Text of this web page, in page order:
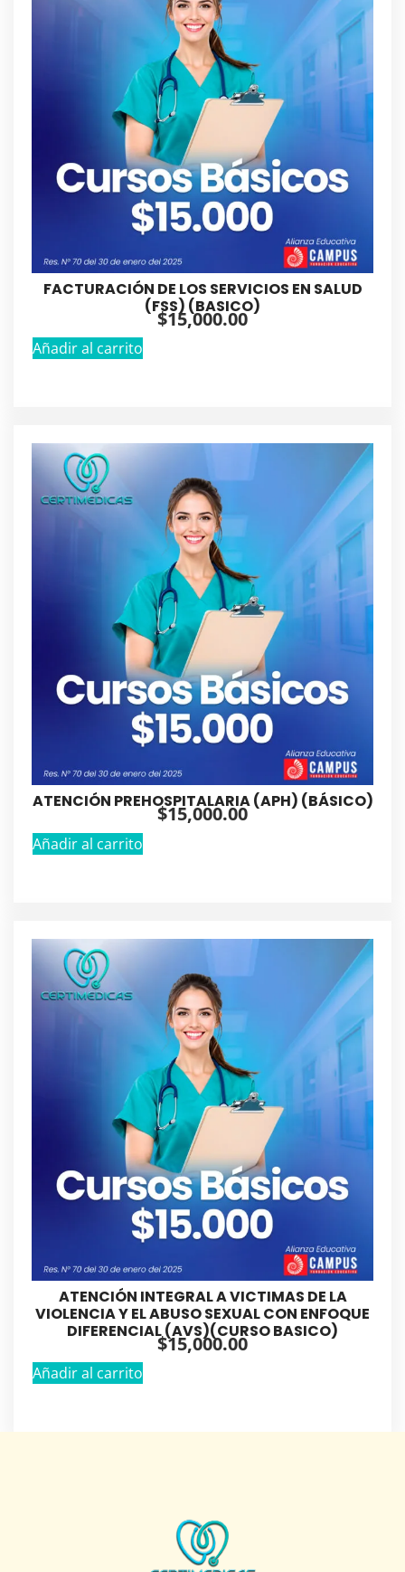
FACTURACIÓN DE LOS SERVICIOS EN SALUD
(FSS) (BASICO)
$15,000.00
Añadir al carrito
ATENCIÓN PREHOSPITALARIA (APH) (BÁSICO)
$15,000.00
Añadir al carrito
ATENCIÓN INTEGRAL A VICTIMAS DE LA
VIOLENCIA Y EL ABUSO SEXUAL CON ENFOQUE
DIFERENCIAL (AVS)(CURSO BASICO)
$15,000.00
Añadir al carrito